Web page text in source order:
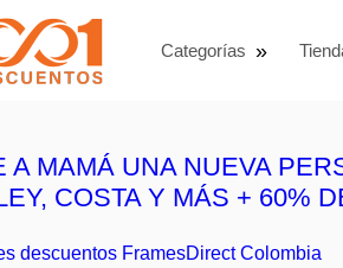
Categorías
A MAMÁ UNA NUEVA
COSTA Y MÁS + 60%
descuentos FramesDirect Colombia